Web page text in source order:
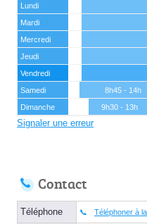
Lundi
Mardi
Mercredi
Jeudi
Vendredi
Samedi
8h45 - 14h
Dimanche
9h30 - 13h
Signaler une erreur
Contact
Téléphone Téléphoner à